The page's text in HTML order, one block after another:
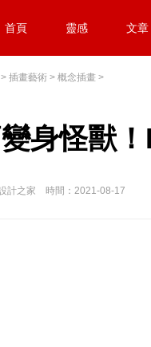
首頁 靈感 文章
> 插畫藝術 > 概念插畫 >
身怪獸
計之家 時間：2021-08-17